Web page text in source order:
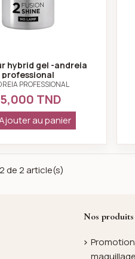
hybrid gel -andreia
professional
PROFESSIONAL
TND
au panier
de 2 article(s)
Nos produits